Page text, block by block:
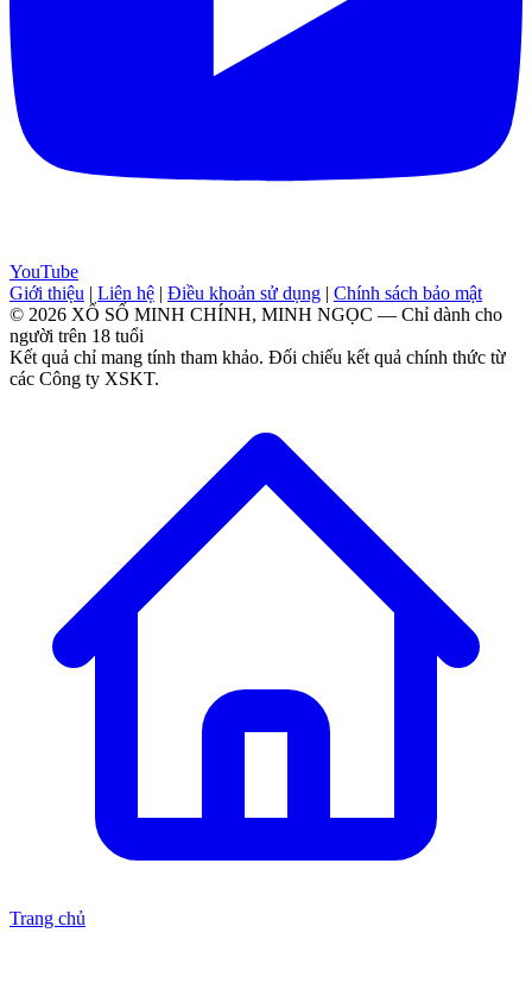
YouTube
Giới thiệu | Liên hệ | Điều khoản sử dụng | Chính sách bảo mật
© 2026 XỔ SỐ MINH CHÍNH, MINH NGỌC — Chỉ dành cho
người trên 18 tuổi
Kết quả chỉ mang tính tham khảo. Đối chiếu kết quả chính thức từ
các Công ty XSKT.
Trang chủ